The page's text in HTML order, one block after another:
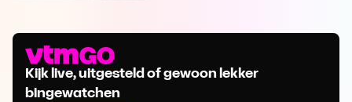
Kijk live, uitgesteld of gewoon lekker
bingewatchen